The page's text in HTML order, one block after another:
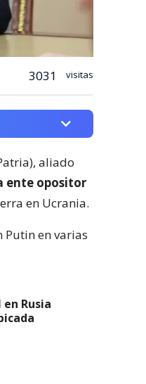
3031 visitas
aliado
ente opositor
en Ucrania.
en varias
Rusia